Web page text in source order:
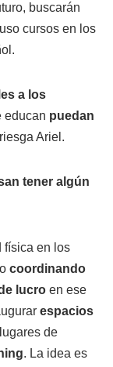
buscarán
cursos en los
a los
educan puedan
Ariel.
tener algún
física en los
coordinando
lucro en ese
espacios
de
. La idea es